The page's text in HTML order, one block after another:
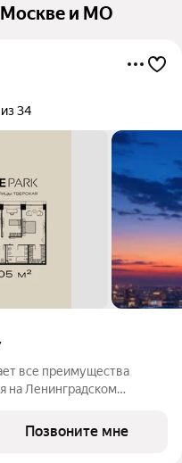
и МО
34
все преимущества
на Ленинградском
«Шереметьево» или
Позвоните мне